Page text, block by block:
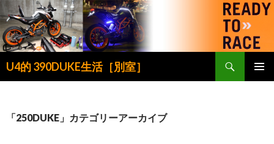
U4的 390DUKE生活［別室］
索
ン
「250DUKE」カテゴリーアーカイブ